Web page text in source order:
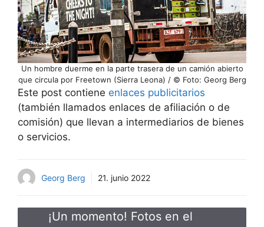
Un hombre duerme en la parte trasera de un camión abierto
que circula por Freetown (Sierra Leona) / © Foto: Georg Berg
Este post contiene enlaces publicitarios
(también llamados enlaces de afiliación o de
comisión) que llevan a intermediarios de bienes
o servicios.
Georg Berg 21. junio 2022
¡Un momento! Fotos en el